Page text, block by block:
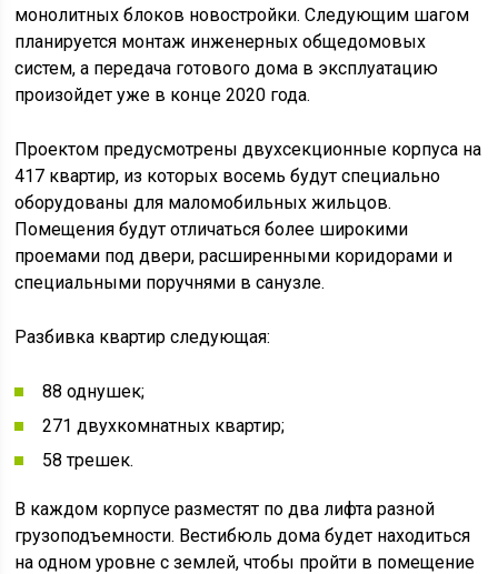
монолитных блоков новостройки. Следующим шагом
планируется монтаж инженерных общедомовых
систем, а передача готового дома в эксплуатацию
произойдет уже в конце 2020 года.
Проектом предусмотрены двухсекционные корпуса на
417 квартир, из которых восемь будут специально
оборудованы для маломобильных жильцов.
Помещения будут отличаться более широкими
проемами под двери, расширенными коридорами и
специальными поручнями в санузле.
Разбивка квартир следующая:
88 однушек;
271 двухкомнатных квартир;
58 трешек.
В каждом корпусе разместят по два лифта разной
грузоподъемности. Вестибюль дома будет находиться
на одном уровне с землей, чтобы пройти в помещение